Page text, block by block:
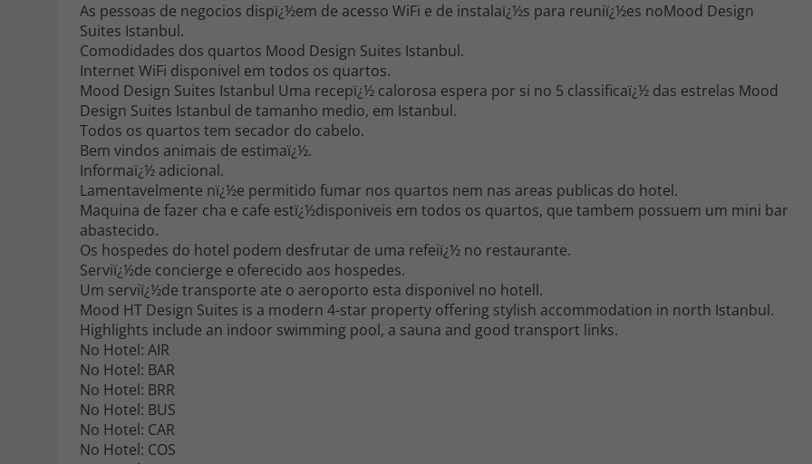
As pessoas de negocios dispï¿½em de acesso WiFi e de instalaï¿½s para reuniï¿½es noMood Design
Suites Istanbul.
Comodidades dos quartos Mood Design Suites Istanbul.
Internet WiFi disponivel em todos os quartos.
Mood Design Suites Istanbul Uma recepï¿½ calorosa espera por si no 5 classificaï¿½ das estrelas Mood
Design Suites Istanbul de tamanho medio, em Istanbul.
Todos os quartos tem secador do cabelo.
Bem vindos animais de estimaï¿½.
Informaï¿½ adicional.
Lamentavelmente nï¿½e permitido fumar nos quartos nem nas areas publicas do hotel.
Maquina de fazer cha e cafe estï¿½disponiveis em todos os quartos, que tambem possuem um mini bar
abastecido.
Os hospedes do hotel podem desfrutar de uma refeiï¿½ no restaurante.
Serviï¿½de concierge e oferecido aos hospedes.
Um serviï¿½de transporte ate o aeroporto esta disponivel no hotell.
Mood HT Design Suites is a modern 4-star property offering stylish accommodation in north Istanbul.
Highlights include an indoor swimming pool, a sauna and good transport links.
No Hotel: AIR
No Hotel: BAR
No Hotel: BRR
No Hotel: BUS
No Hotel: CAR
No Hotel: COS